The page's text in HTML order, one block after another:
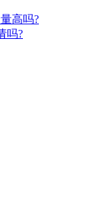
高吗?
吗?